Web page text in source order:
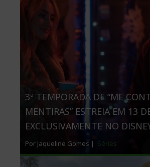
3ª TEMPORADA DE “ME
MENTIRAS” ESTREIA EM 13
EXCLUSIVAMENTE NO
Por Jaqueline Gomes | Séries